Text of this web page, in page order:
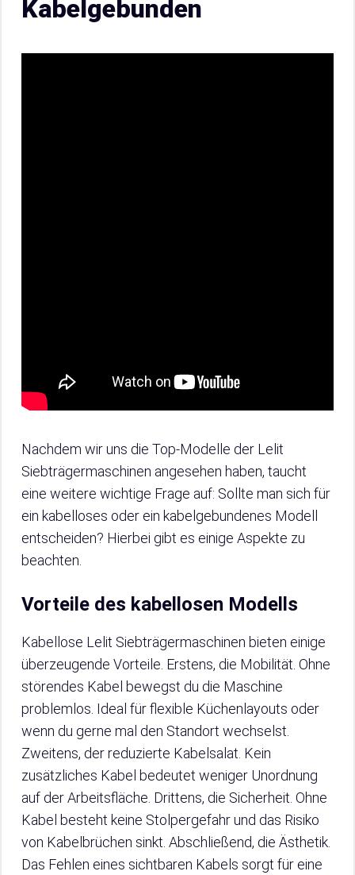
Kabelgebunden
Nachdem wir uns die Top-Modelle der Lelit
Siebträgermaschinen angesehen haben, taucht
eine weitere wichtige Frage auf: Sollte man sich für
ein kabelloses oder ein kabelgebundenes Modell
entscheiden? Hierbei gibt es einige Aspekte zu
beachten.
Vorteile des kabellosen Modells
Kabellose Lelit Siebträgermaschinen bieten einige
überzeugende Vorteile. Erstens, die Mobilität. Ohne
störendes Kabel bewegst du die Maschine
problemlos. Ideal für flexible Küchenlayouts oder
wenn du gerne mal den Standort wechselst.
Zweitens, der reduzierte Kabelsalat. Kein
zusätzliches Kabel bedeutet weniger Unordnung
auf der Arbeitsfläche. Drittens, die Sicherheit. Ohne
Kabel besteht keine Stolpergefahr und das Risiko
von Kabelbrüchen sinkt. Abschließend, die Ästhetik.
Das Fehlen eines sichtbaren Kabels sorgt für eine